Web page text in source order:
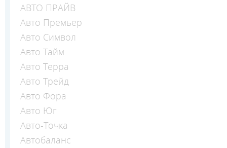
АВТО ПРАЙВ
Авто Премьер
Авто Символ
Авто Тайм
Авто Терра
Авто Трейд
Авто Фора
Авто Юг
Авто-Точка
Автобаланс